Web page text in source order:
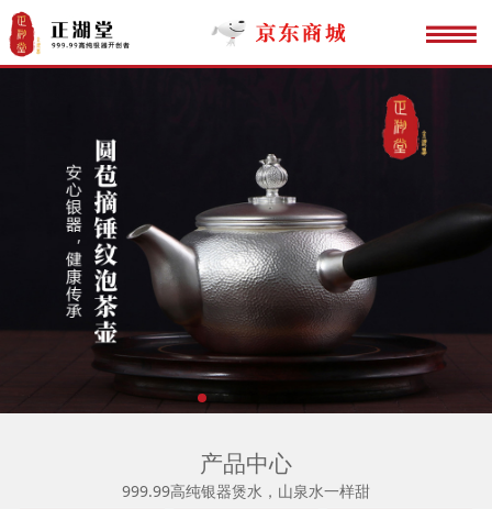
产品中心
999.99高纯银器煲水，山泉水一样甜